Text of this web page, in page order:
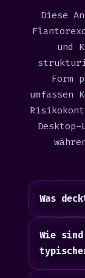
Diese
und
Form
umfassen
Was
Wie